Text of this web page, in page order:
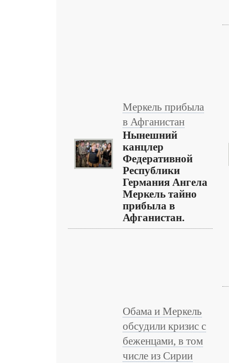
Меркель прибыла
в Афганистан
Нынешний
канцлер
Федеративной
Республики
Германия Ангела
Меркель тайно
прибыла в
Афганистан.
Обама и Меркель
обсудили кризис с
беженцами, в том
числе из Сирии